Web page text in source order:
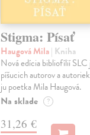
Stigma: Písať
Haugová Mila| Kniha
Nová edícia bibliofílií SLC
píšucich autorov a
ju poetka Mila Haugová.
Na sklade ?
31,26 €